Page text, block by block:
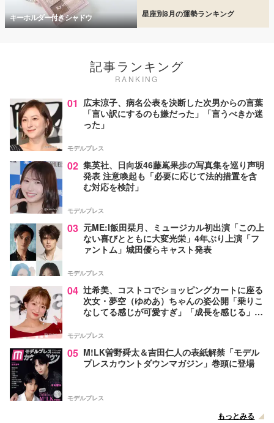
キーホルダー付きシャドウ 星座別8月の運勢ランキング
記事ランキング
RANKING
01 広末涼子、病名公表を決断した次男からの言葉
「言い訳にするのも嫌だった」「言うべきか迷
った」
モデルプレス
02 集英社、日向坂46藤嶌果歩の写真集を巡り声明
発表 注意喚起も「必要に応じて法的措置を含
む対応を検討」
モデルプレス
03 元ME:I飯田栞月、ミュージカル初出演「この上
ない喜びとともに大変光栄」4年ぶり上演「フ
ァントム」城田優らキャスト発表
モデルプレス
04 辻希美、コストコでショッピングカートに座る
次女・夢空（ゆめあ）ちゃんの姿公開「乗りこ
なしてる感じが可愛すぎ」「成長を感じる」の
モデルプレス
05 M!LK曽野舜太＆吉田仁人の表紙解禁「モデル
プレスカウントダウンマガジン」巻頭に登場
モデルプレス
もっとみる